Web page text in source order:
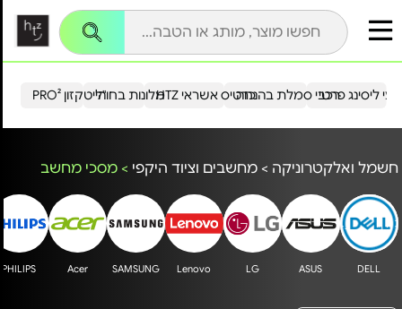
הייטקזון PRO²מלונות בחו"ל כרטיס אשראי HTZ ליסינג פרטירכבי סמלת בהנחה
חשמל ואלקטרוניקה > מחשבים וציוד היקפי > מסכי מחשב
DELL
ASUS
LG
Lenovo
SAMSUNG
Acer
PHILIPS